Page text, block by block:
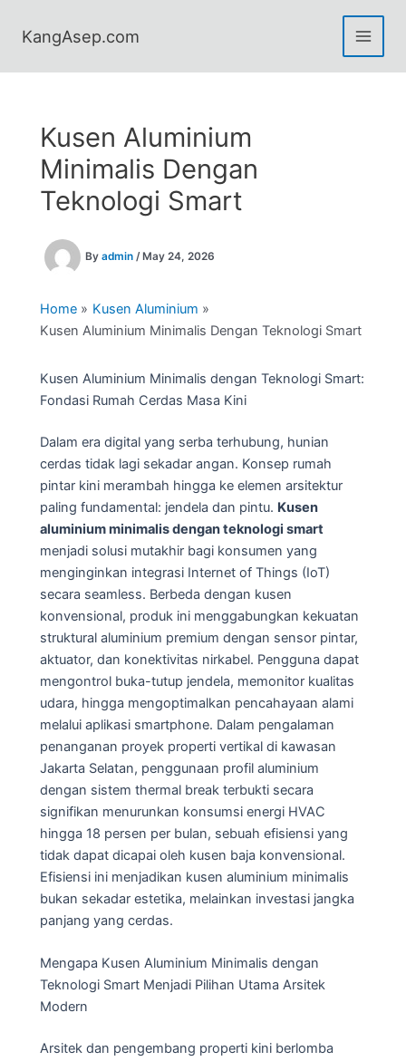
KangAsep.com
Kusen Aluminium
Minimalis Dengan
Teknologi Smart
By admin / May 24, 2026
Home
Kusen Aluminium
Kusen Aluminium Minimalis Dengan Teknologi Smart
Kusen Aluminium Minimalis dengan Teknologi Smart:
Fondasi Rumah Cerdas Masa Kini
Dalam era digital yang serba terhubung, hunian
cerdas tidak lagi sekadar angan. Konsep rumah
pintar kini merambah hingga ke elemen arsitektur
paling fundamental: jendela dan pintu. Kusen
aluminium minimalis dengan teknologi smart
menjadi solusi mutakhir bagi konsumen yang
menginginkan integrasi Internet of Things (IoT)
secara seamless. Berbeda dengan kusen
konvensional, produk ini menggabungkan kekuatan
struktural aluminium premium dengan sensor pintar,
aktuator, dan konektivitas nirkabel. Pengguna dapat
mengontrol buka-tutup jendela, memonitor kualitas
udara, hingga mengoptimalkan pencahayaan alami
melalui aplikasi smartphone. Dalam pengalaman
penanganan proyek properti vertikal di kawasan
Jakarta Selatan, penggunaan profil aluminium
dengan sistem thermal break terbukti secara
signifikan menurunkan konsumsi energi HVAC
hingga 18 persen per bulan, sebuah efisiensi yang
tidak dapat dicapai oleh kusen baja konvensional.
Efisiensi ini menjadikan kusen aluminium minimalis
bukan sekadar estetika, melainkan investasi jangka
panjang yang cerdas.
Mengapa Kusen Aluminium Minimalis dengan
Teknologi Smart Menjadi Pilihan Utama Arsitek
Modern
Arsitek dan pengembang properti kini berlomba